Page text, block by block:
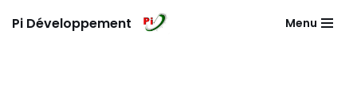
Pi Développement Menu